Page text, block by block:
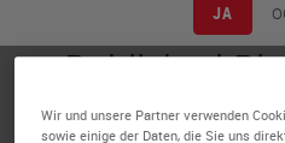
JA
Published
Mael
Wir und unsere Partner verwenden
sowie einige der Daten, die Sie uns